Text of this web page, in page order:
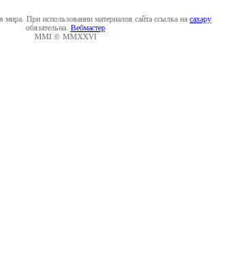
мира. При использовании материалов сайта ссылка на caxapу
обязательна. Вебмастер
MMI © MMXXVI